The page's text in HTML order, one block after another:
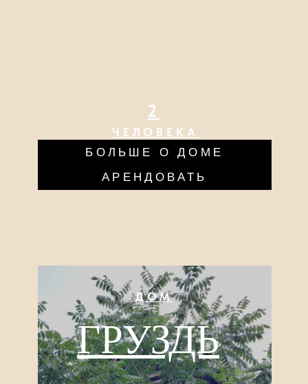
4
ЧЕЛОВЕКА
ДОМ